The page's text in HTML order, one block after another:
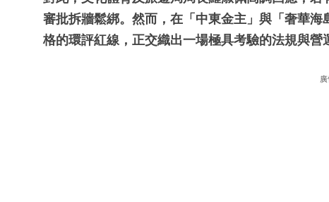
審批拆牆鬆綁。然而，在「中東金主」與「奢華
格的環評紅線，正交織出一場極具考驗的法規與營